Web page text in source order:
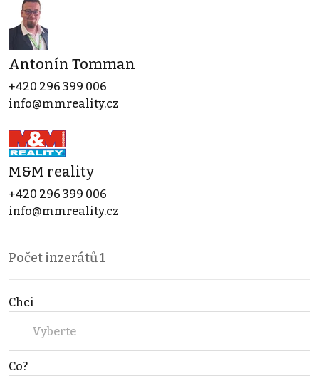
Antonín Tomman
+420 296 399 006
info@mmreality.cz
M&M reality
+420 296 399 006
info@mmreality.cz
Počet inzerátů1
Chci
Vyberte
Co?